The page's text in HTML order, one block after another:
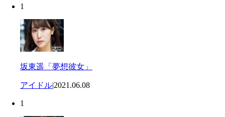
1
坂東遥「夢想彼女」
アイドル|2021.06.08
1